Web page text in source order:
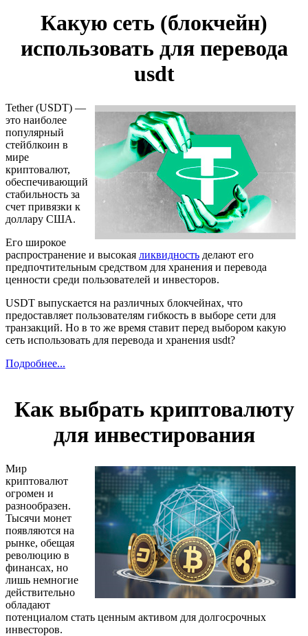
Какую сеть (блокчейн)
использовать для перевода
usdt
Tether (USDT) —
это наиболее
популярный
стейблкоин в
мире
криптовалют,
обеспечивающий
стабильность за
счет привязки к
доллару США.
Его широкое
распространение и высокая ликвидность делают его
предпочтительным средством для хранения и перевода
ценности среди пользователей и инвесторов.
USDT выпускается на различных блокчейнах, что
предоставляет пользователям гибкость в выборе сети для
транзакций. Но в то же время ставит перед выбором какую
сеть использовать для перевода и хранения usdt?
Подробнее...
Как выбрать криптовалюту
для инвестирования
Мир
криптовалют
огромен и
разнообразен.
Тысячи монет
появляются на
рынке, обещая
революцию в
финансах, но
лишь немногие
действительно
обладают
потенциалом стать ценным активом для долгосрочных
инвесторов.